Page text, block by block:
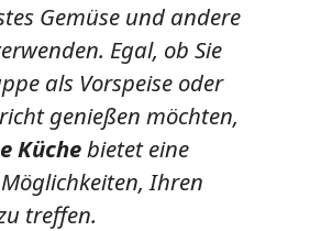
Gemüse und andere
Egal, ob Sie
als Vorspeise oder
genießen möchten,
Küchebietet eine
Ihren
treffen.